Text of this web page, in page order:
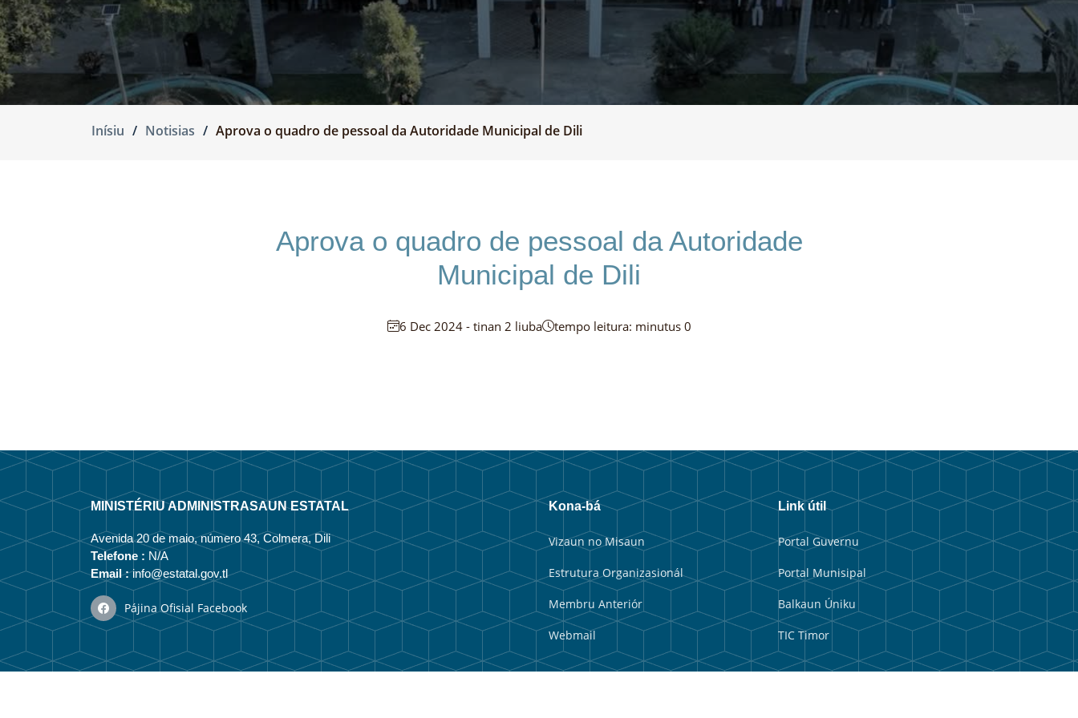
Inísiu Notisias Aprova o quadro de pessoal da Autoridade Municipal de Dili
Aprova o quadro de pessoal da Autoridade
Municipal de Dili
6 Dec 2024 - tinan 2 liuba tempo leitura: minutus 0
MINISTÉRIU ADMINISTRASAUN ESTATAL
Avenida 20 de maio, número 43, Colmera, Dili
Telefone : N/A
Email :info@estatal.gov.tl
Pájina Ofisial Facebook
Kona-bá
Vizaun no Misaun
Estrutura Organizasionál
Membru Anteriór
Webmail
Link útil
Portal Guvernu
Portal Munisipal
Balkaun Úniku
TIC Timor